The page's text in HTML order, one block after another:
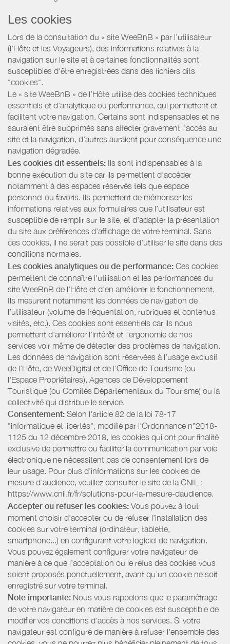
Les cookies
Lors de la consultation du « site WeeBnB » par l’utilisateur
(l’Hôte et les Voyageurs), des informations relatives à la
navigation sur le site et à certaines fonctionnalités sont
susceptibles d'être enregistrées dans des fichiers dits
"cookies".
Le « site WeeBnB » de l’Hôte utilise des cookies techniques
essentiels et d'analytique ou performance, qui permettent et
facilitent votre navigation. Certains sont indispensables et ne
sauraient être supprimés sans affecter gravement l’accès au
site et la navigation, d’autres auraient pour conséquence une
navigation dégradée.
Les cookies dit essentiels: Ils sont indispensables à la
bonne exécution du site car ils permettent d'accéder
notamment à des espaces réservés tels que espace
personnel ou favoris. Ils permettent de mémoriser les
informations relatives aux formulaires que l’utilisateur est
susceptible de remplir sur le site, et d’adapter la présentation
du site aux préférences d’affichage de votre terminal. Sans
ces cookies, il ne serait pas possible d'utiliser le site dans des
conditions normales.
Les cookies analytiques ou de performance: Ces cookies
permettent de connaître l'utilisation et les performances du
site WeeBnB de l’Hôte et d'en améliorer le fonctionnement.
Ils mesurent notamment les données de navigation de
l’utilisateur (volume de fréquentation, rubriques et contenus
visités, etc.). Ces cookies sont essentiels car ils nous
permettent d'améliorer l'intérêt et l'ergonomie de nos
services voir même de détecter des problèmes de navigation.
Les données de navigation sont réservées à l’usage exclusif
de l’Hôte, de WeeDigital et de l’Office de Tourisme (ou
l'Espace Propriétaires), Agences de Développement
Touristique (ou Comités Départementaux du Tourisme) ou la
collectivité qui distribue le service.
Consentement: Selon l'article 82 de la loi 78-17
"informatique et libertés", modifié par l'Ordonnance n°2018-
1125 du 12 décembre 2018, les cookies qui ont pour finalité
exclusive de permettre ou faciliter la communication par voie
électronique ne nécessitent pas de consentement lors de
leur usage. Pour plus d’informations sur les cookies de
mesure d’audience, veuillez consulter le site de la CNIL :
https://www.cnil.fr/fr/solutions-pour-la-mesure-daudience.
Accepter ou refuser les cookies: Vous pouvez à tout
moment choisir d’accepter ou de refuser l’installation des
cookies sur votre terminal (ordinateur, tablette,
smartphone...) en configurant votre logiciel de navigation.
Vous pouvez également configurer votre navigateur de
manière à ce que l’acceptation ou le refus des cookies vous
soient proposés ponctuellement, avant qu’un cookie ne soit
enregistré sur votre terminal.
Note importante: Nous vous rappelons que le paramétrage
de votre navigateur en matière de cookies est susceptible de
modifier vos conditions d'accès à nos services. Si votre
navigateur est configuré de manière à refuser l'ensemble des